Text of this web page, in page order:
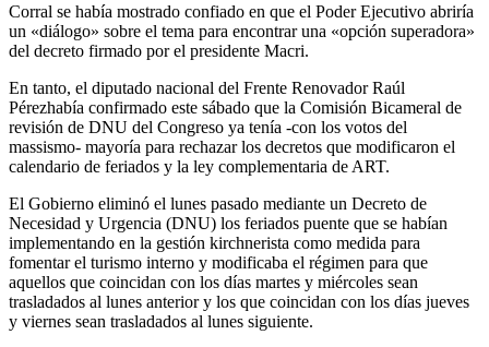
Corral se había mostrado confiado en que el Poder Ejecutivo abriría
un «diálogo» sobre el tema para encontrar una «opción superadora»
del decreto firmado por el presidente Macri.
En tanto, el diputado nacional del Frente Renovador Raúl
Pérezhabía confirmado este sábado que la Comisión Bicameral de
revisión de DNU del Congreso ya tenía -con los votos del
massismo- mayoría para rechazar los decretos que modificaron el
calendario de feriados y la ley complementaria de ART.
El Gobierno eliminó el lunes pasado mediante un Decreto de
Necesidad y Urgencia (DNU) los feriados puente que se habían
implementando en la gestión kirchnerista como medida para
fomentar el turismo interno y modificaba el régimen para que
aquellos que coincidan con los días martes y miércoles sean
trasladados al lunes anterior y los que coincidan con los días jueves
y viernes sean trasladados al lunes siguiente.